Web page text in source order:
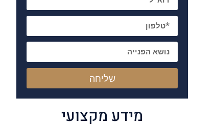
שליחה
מידע מקצועי